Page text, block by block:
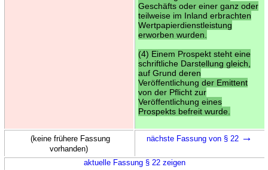
Geschäfts oder einer ganz oder
teilweise im Inland erbrachten
Wertpapierdienstleistung
erworben wurden.
(4) Einem Prospekt steht eine
schriftliche Darstellung gleich,
auf Grund deren
Veröffentlichung der Emittent
von der Pflicht zur
Veröffentlichung eines
Prospekts befreit wurde.
(keine frühere Fassung
vorhanden)
nächste Fassung von § 22 →
aktuelle Fassung § 22 zeigen